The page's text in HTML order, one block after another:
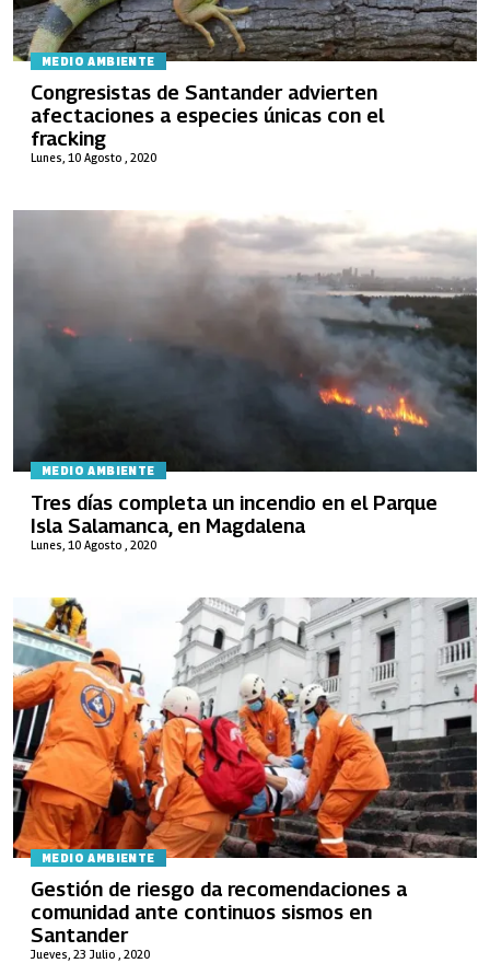
MEDIO AMBIENTE
Lunes, 10 Agosto , 2020
Congresistas de Santander advierten
afectaciones a especies únicas con el
fracking
MEDIO AMBIENTE
Lunes, 10 Agosto , 2020
Tres días completa un incendio en el Parque
Isla Salamanca, en Magdalena
MEDIO AMBIENTE
Jueves, 23 Julio , 2020
Gestión de riesgo da recomendaciones a
comunidad ante continuos sismos en
Santander